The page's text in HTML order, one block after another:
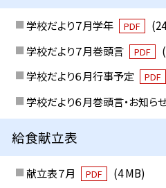
学校だより７月学年 PDF
学校だより７月巻頭言
PDF
学校だより６月行事予定
PDF
学校だより６月巻頭言・お知ら
給食献立表
献立表７月 PDF (4 MB)